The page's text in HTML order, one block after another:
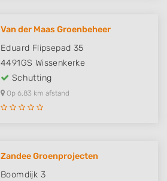
Van der Maas Groenbeheer
Eduard Flipsepad 35
4491GS Wissenkerke
Schutting
Op 6,83 km afstand
Zandee Groenprojecten
Boomdijk 3